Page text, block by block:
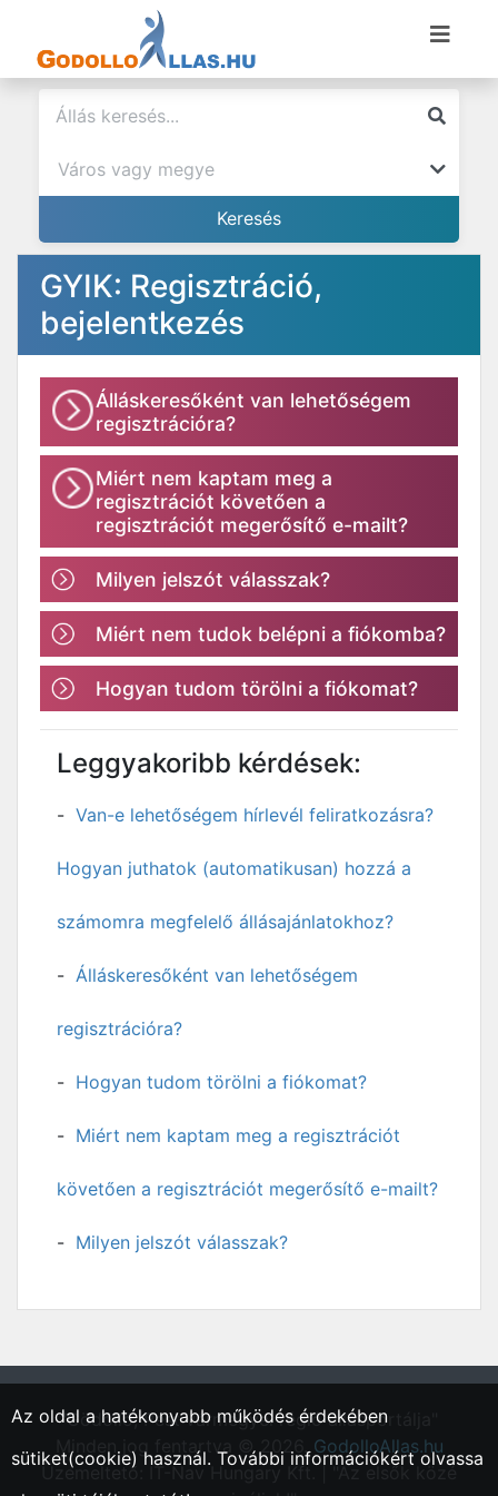
GYIK: Regisztráció,
bejelentkezés
Álláskeresőként van lehetőségem
regisztrációra?
Miért nem kaptam meg a
regisztrációt követően a
regisztrációt megerősítő e-mailt?
Milyen jelszót válasszak?
Miért nem tudok belépni a fiókomba?
Hogyan tudom törölni a fiókomat?
Leggyakoribb kérdések:
Van-e lehetőségem hírlevél feliratkozásra?
Hogyan juthatok (automatikusan) hozzá a
számomra megfelelő állásajánlatokhoz?
Álláskeresőként van lehetőségem
regisztrációra?
Hogyan tudom törölni a fiókomat?
Miért nem kaptam meg a regisztrációt
követően a regisztrációt megerősítő e-mailt?
Milyen jelszót válasszak?
"Gödöllő, Pest vármegyei régió állásportálja"
Minden jog fentartva © 2026.GodolloAllas.hu
Üzemeltető: IT-Nav Hungary Kft. | "Az elsők közé
Az oldal a hatékonyabb működés érdekében
sütiket(cookie) használ. További információkért olvassa